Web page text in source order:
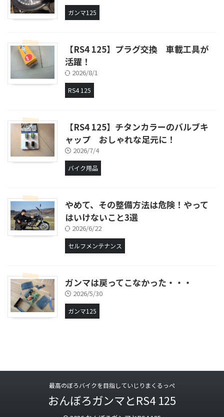
ガンマ125
【RS4 125】プラグ交換 車載工具が
活躍！
2026/8/1
RS4 125
【RS4 125】チタンカラーのバルブキ
ャップ おしゃれな足元に！
2026/7/4
バイク用品
やめて、その整備方法は危険！やって
はいけないこと3選
2026/6/22
セルフメンテナンス
ガンマは戻ってこなかった・・・
2026/5/30
ガンマ125
最高のぼろバイクを目指していじりまくるっぺ
おんぼろガンマとRS4 125